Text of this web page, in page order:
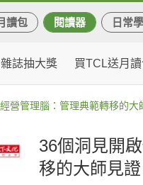
讀包 閱讀器 日常學
誌抽大獎 買TCL送月
營管理腦：管理典範轉移的大
36個洞見開
移的大師見證